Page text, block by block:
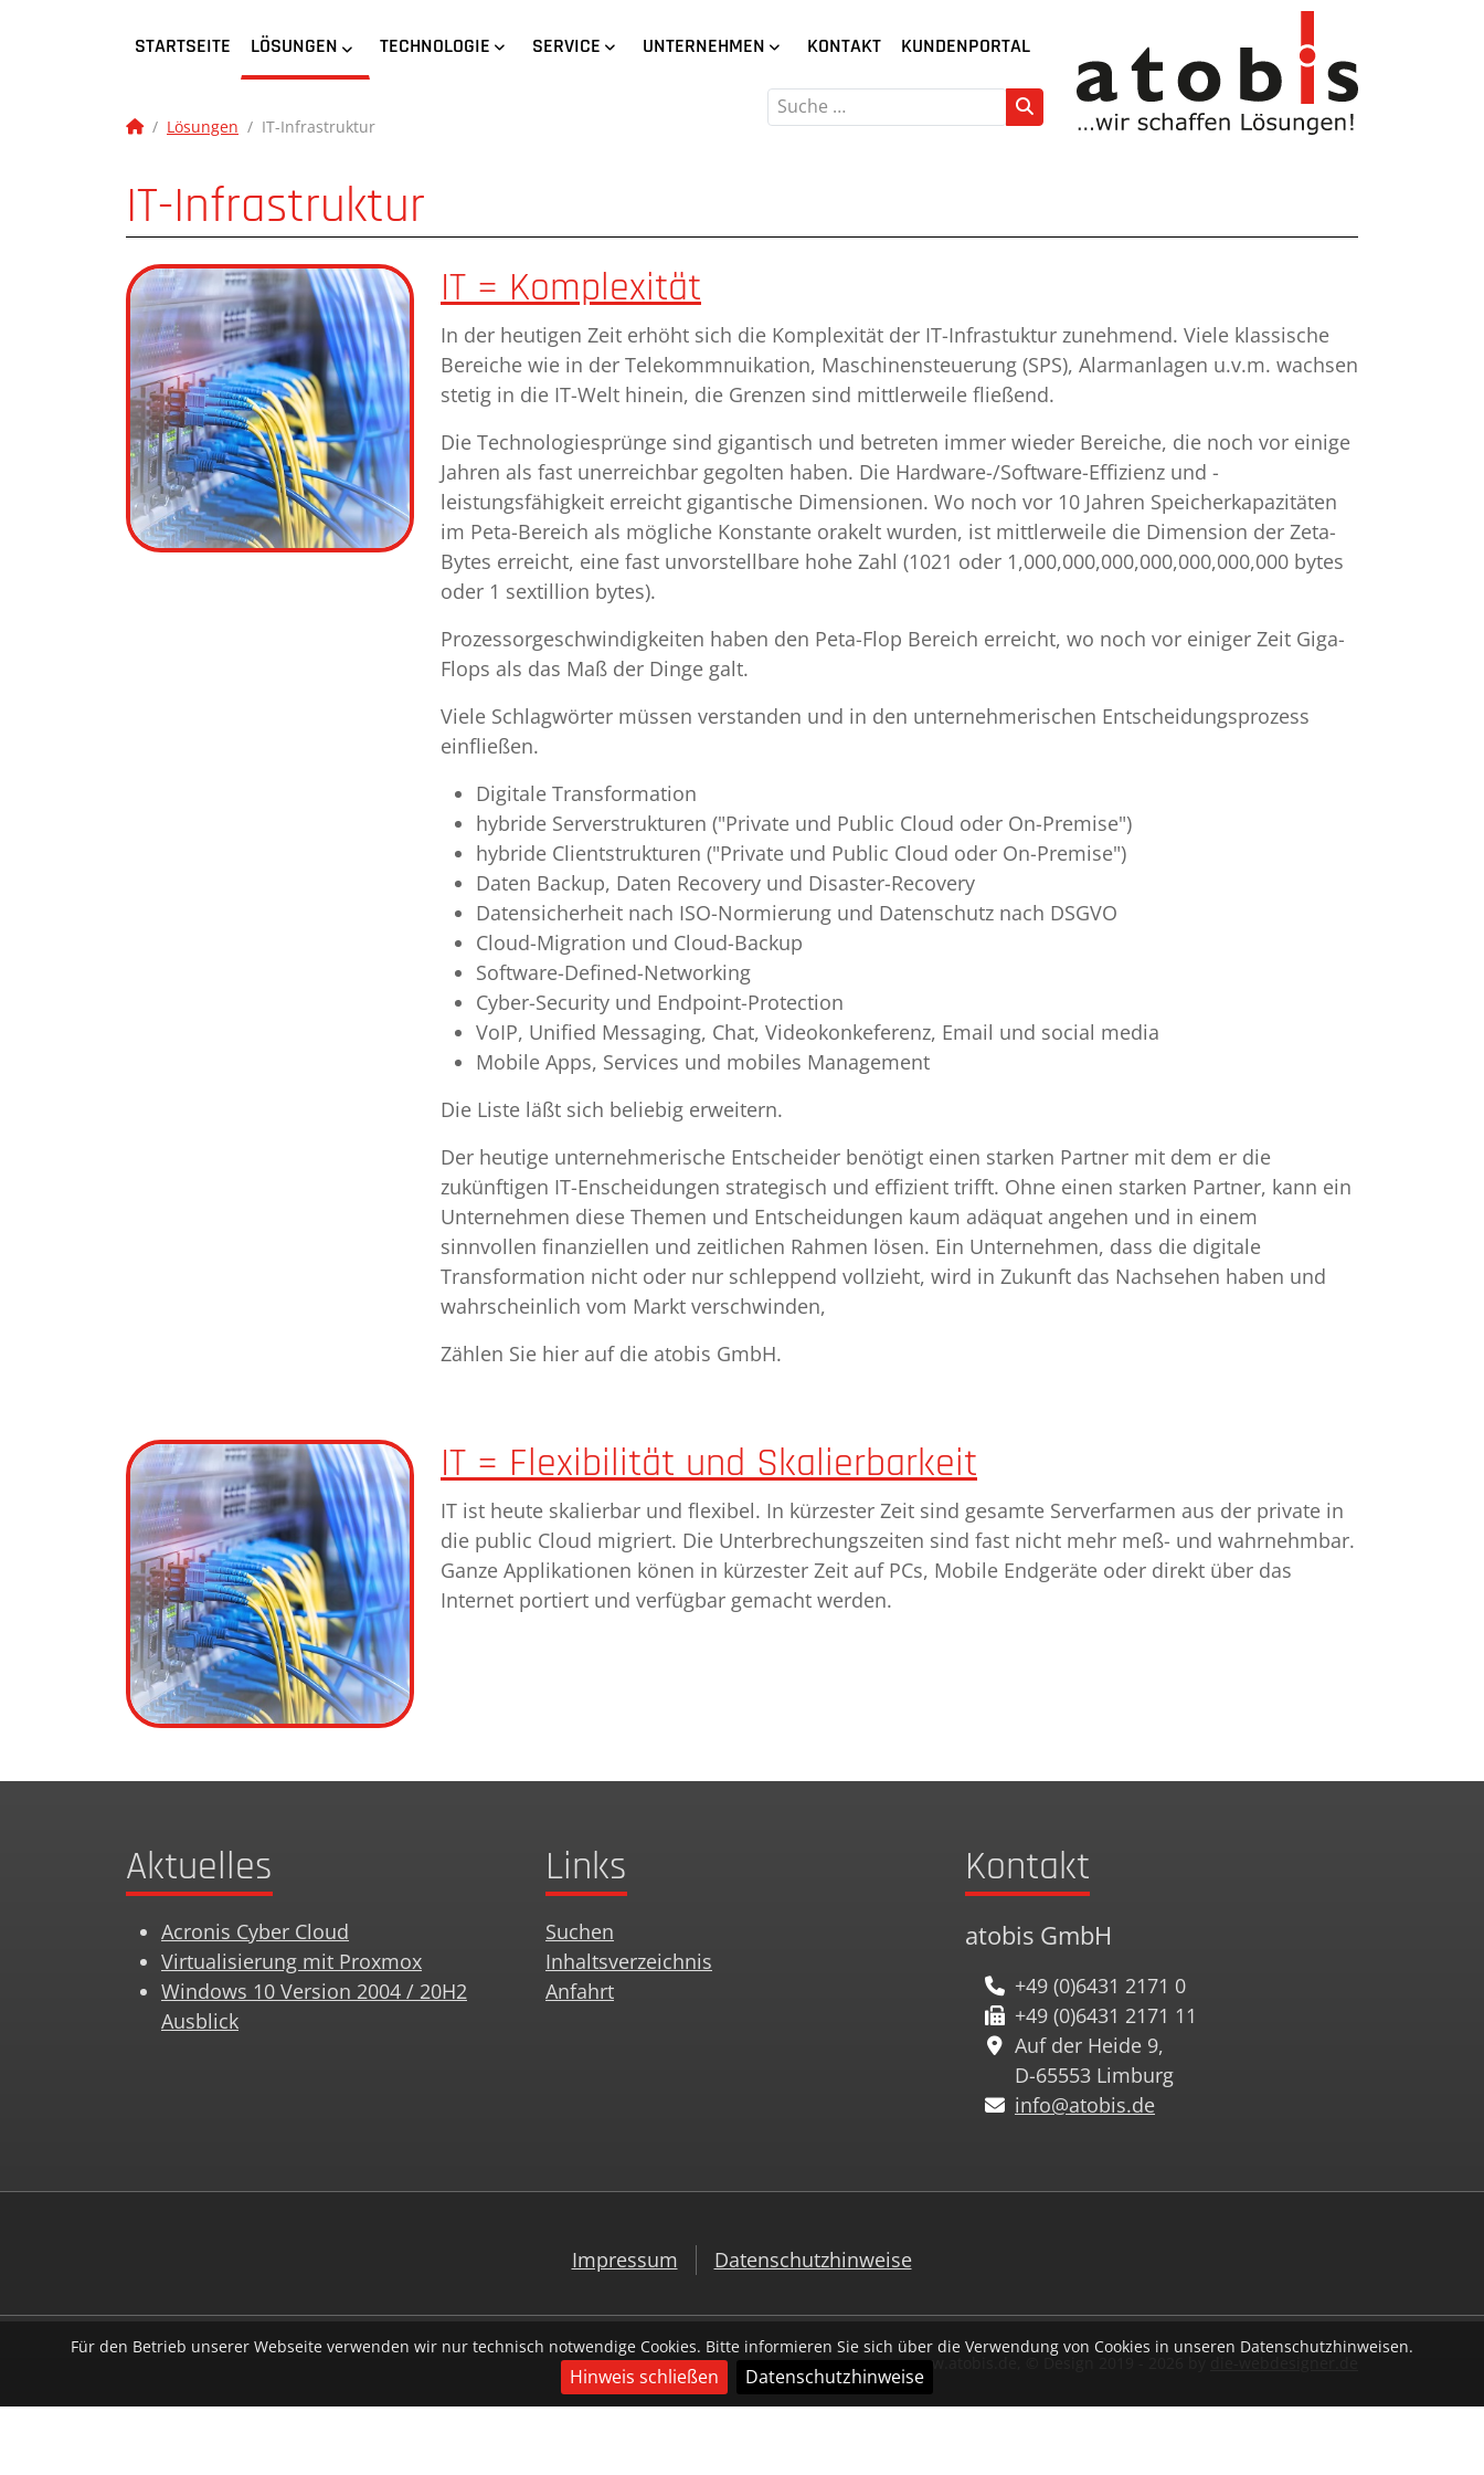
Für den Betrieb unserer Webseite verwenden wir nur technisch notwendige Cookies. Bitte informieren Sie sich über die Verwendung von Cookies in unseren Datenschutzhinweisen.
Hinweis schließen Datenschutzhinweise
STARTSEITE LÖSUNGEN TECHNOLOGIE SERVICE UNTERNEHMEN KONTAKT KUNDENPORTAL
Lösungen IT-Infrastruktur
Suchen
IT-Infrastruktur
IT = Komplexität
In der heutigen Zeit erhöht sich die Komplexität der IT-Infrastuktur zunehmend. Viele klassische
Bereiche wie in der Telekommnuikation, Maschinensteuerung (SPS), Alarmanlagen u.v.m. wachsen
stetig in die IT-Welt hinein, die Grenzen sind mittlerweile fließend.
Die Technologiesprünge sind gigantisch und betreten immer wieder Bereiche, die noch vor einige
Jahren als fast unerreichbar gegolten haben. Die Hardware-/Software-Effizienz und -
leistungsfähigkeit erreicht gigantische Dimensionen. Wo noch vor 10 Jahren Speicherkapazitäten
im Peta-Bereich als mögliche Konstante orakelt wurden, ist mittlerweile die Dimension der Zeta-
Bytes erreicht, eine fast unvorstellbare hohe Zahl (1021 oder 1,000,000,000,000,000,000,000 bytes
oder 1 sextillion bytes).
Prozessorgeschwindigkeiten haben den Peta-Flop Bereich erreicht, wo noch vor einiger Zeit Giga-
Flops als das Maß der Dinge galt.
Viele Schlagwörter müssen verstanden und in den unternehmerischen Entscheidungsprozess
einfließen.
Digitale Transformation
hybride Serverstrukturen ("Private und Public Cloud oder On-Premise")
hybride Clientstrukturen ("Private und Public Cloud oder On-Premise")
Daten Backup, Daten Recovery und Disaster-Recovery
Datensicherheit nach ISO-Normierung und Datenschutz nach DSGVO
Cloud-Migration und Cloud-Backup
Software-Defined-Networking
Cyber-Security und Endpoint-Protection
VoIP, Unified Messaging, Chat, Videokonkeferenz, Email und social media
Mobile Apps, Services und mobiles Management
Die Liste läßt sich beliebig erweitern.
Der heutige unternehmerische Entscheider benötigt einen starken Partner mit dem er die
zukünftigen IT-Enscheidungen strategisch und effizient trifft. Ohne einen starken Partner, kann ein
Unternehmen diese Themen und Entscheidungen kaum adäquat angehen und in einem
sinnvollen finanziellen und zeitlichen Rahmen lösen. Ein Unternehmen, dass die digitale
Transformation nicht oder nur schleppend vollzieht, wird in Zukunft das Nachsehen haben und
wahrscheinlich vom Markt verschwinden,
Zählen Sie hier auf die atobis GmbH.
IT = Flexibilität und Skalierbarkeit
IT ist heute skalierbar und flexibel. In kürzester Zeit sind gesamte Serverfarmen aus der private in
die public Cloud migriert. Die Unterbrechungszeiten sind fast nicht mehr meß- und wahrnehmbar.
Ganze Applikationen könen in kürzester Zeit auf PCs, Mobile Endgeräte oder direkt über das
Internet portiert und verfügbar gemacht werden.
Aktuelles
Acronis Cyber Cloud
Virtualisierung mit Proxmox
Windows 10 Version 2004 / 20H2
Ausblick
Links
Suchen
Inhaltsverzeichnis
Anfahrt
Kontakt
atobis GmbH
+49 (0)6431 2171 0
+49 (0)6431 2171 11
Auf der Heide 9,
D-65553 Limburg
info@atobis.de
Impressum Datenschutzhinweise
www.atobis.de, © Design 2019 - 2026 by